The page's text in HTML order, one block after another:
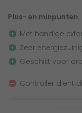
verlagen. Ook kun je
wens aan te passen
stroomkosten. Je
nodig hebt.
Plus- en minpunten
Met handige
Zeer
Geschikt voor
Controller dient